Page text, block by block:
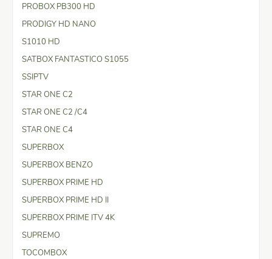
PROBOX PB300 HD
PRODIGY HD NANO
S1010 HD
SATBOX FANTASTICO S1055
SSIPTV
STAR ONE C2
STAR ONE C2 /C4
STAR ONE C4
SUPERBOX
SUPERBOX BENZO
SUPERBOX PRIME HD
SUPERBOX PRIME HD II
SUPERBOX PRIME ITV 4K
SUPREMO
TOCOMBOX